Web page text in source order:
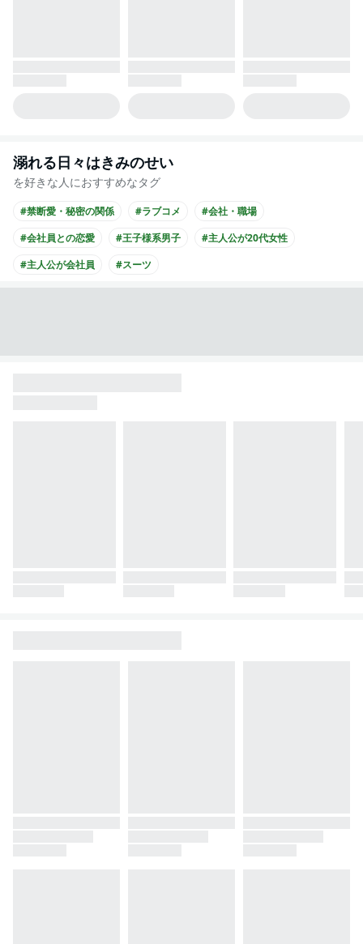
溺れる日々はきみのせい
を好きな人におすすめなタグ
#禁断愛・秘密の関係 #ラブコメ
#会社・職場
#会社員との恋愛
#王子様系男子
#主人公が20代女性
#主人公が会社員
#スーツ